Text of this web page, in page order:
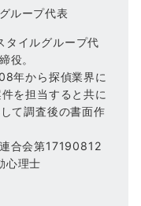
ループ代表
タイルグループ代
役。
年から探偵業界に
を担当すると共に
て調査後の書面作
合会第17190812
心理士